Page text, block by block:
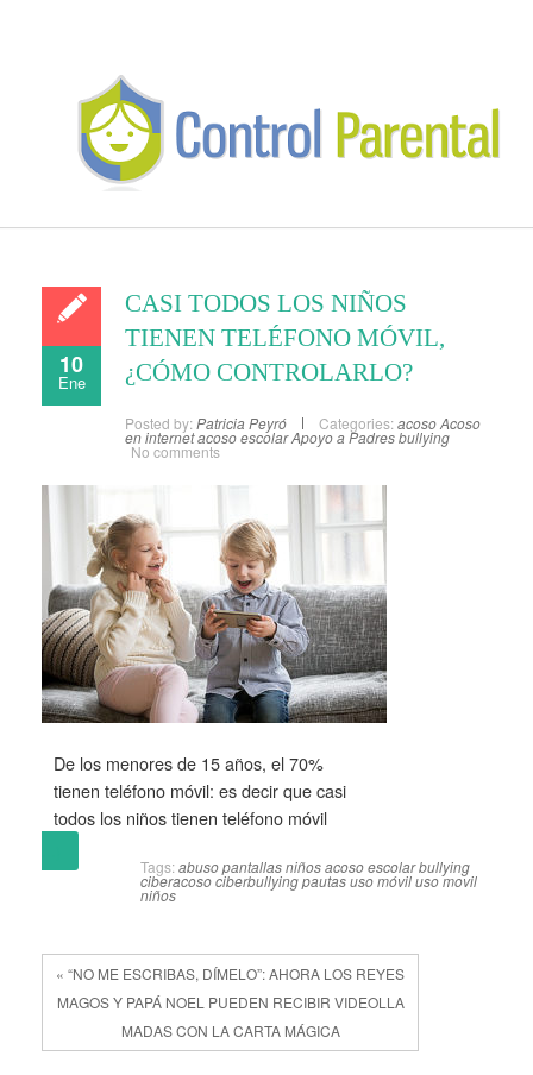
10
Ene
CASI TODOS LOS NIÑOS
TIENEN TELÉFONO MÓVIL,
¿CÓMO CONTROLARLO?
Posted by: Patricia Peyró Categories: acosoAcoso
en internetacoso escolarApoyo a Padresbullying
No comments
De los menores de 15 años, el 70%
tienen teléfono móvil: es decir que casi
todos los niños tienen teléfono móvil
Tags: abuso pantallas niñosacoso escolarbullying
ciberacosociberbullyingpautas uso móviluso movil
niños
« “NO ME ESCRIBAS, DÍMELO”: AHORA LOS REYES
MAGOS Y PAPÁ NOEL PUEDEN RECIBIR VIDEOLLA
MADAS CON LA CARTA MÁGICA